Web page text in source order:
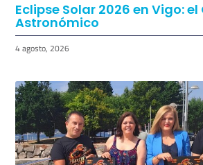
Eclipse Solar 2026 en Vigo:
Astronómico
4 agosto, 2026